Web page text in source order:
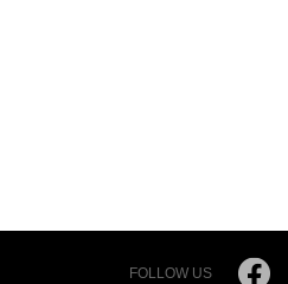
FOLLOW US